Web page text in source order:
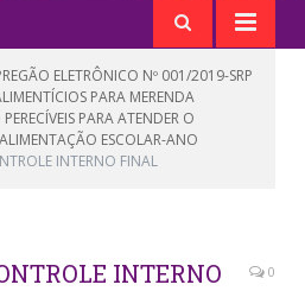
ELETRÔNICO Nº 001/2019-SRP
PARA MERENDA
PARA ATENDER O
ESCOLAR-ANO
INTERNO FINAL
INTERNO
0